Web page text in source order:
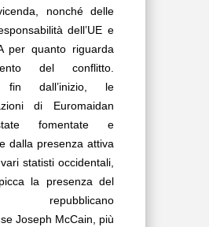
nonché delle
dell’UE e
per quanto riguarda
del conflitto.
fin dall’inizio, le
di Euromaidan
fomentate e
dalla presenza attiva
statisti occidentali,
la presenza del
repubblicano
Joseph McCain, più